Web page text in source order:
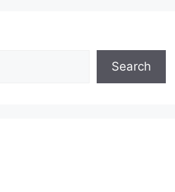
Search